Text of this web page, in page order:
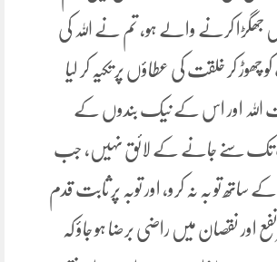
جھگڑا کرنے والے ہو، تم نے اللہ کی
کر خلقت کی عطاؤں پر تکیہ کر لیا
اللہ اور اس کے نیک بندوں کے
سنے جانے کے لائق نہیں، جب
تو بہ نہ کرو، اور توبہ پر ثابت قدم
اور نقصان میں راضی برضا ہو جاؤ کہ